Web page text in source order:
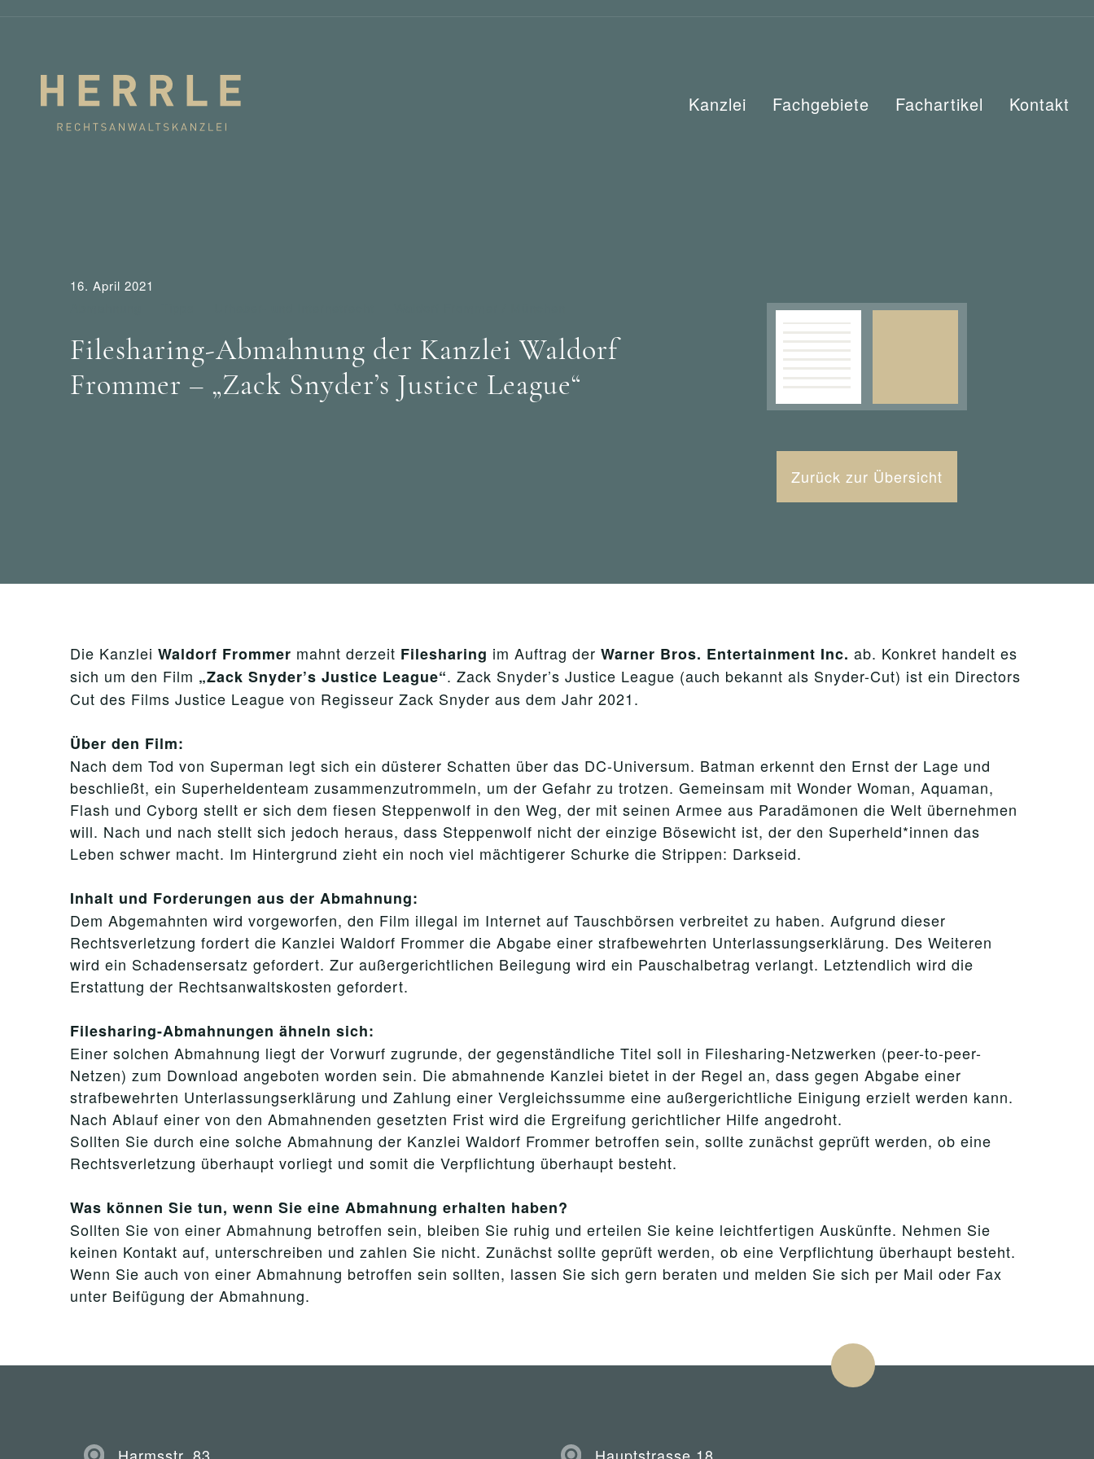
Kanzlei Fachgebiete Fachartikel Kontakt
16. April 2021
Filesharing-Abmahnung der Kanzlei Waldorf
Frommer – „Zack Snyder’s Justice League“
Zurück zur Übersicht
Die Kanzlei Waldorf Frommer mahnt derzeit Filesharing im Auftrag der Warner Bros. Entertainment Inc. ab. Konkret handelt es
sich um den Film „Zack Snyder’s Justice League“. Zack Snyder’s Justice League (auch bekannt als Snyder-Cut) ist ein Directors
Cut des Films Justice League von Regisseur Zack Snyder aus dem Jahr 2021.
Über den Film:
Nach dem Tod von Superman legt sich ein düsterer Schatten über das DC-Universum. Batman erkennt den Ernst der Lage und
beschließt, ein Superheldenteam zusammenzutrommeln, um der Gefahr zu trotzen. Gemeinsam mit Wonder Woman, Aquaman,
Flash und Cyborg stellt er sich dem fiesen Steppenwolf in den Weg, der mit seinen Armee aus Paradämonen die Welt übernehmen
will. Nach und nach stellt sich jedoch heraus, dass Steppenwolf nicht der einzige Bösewicht ist, der den Superheld*innen das
Leben schwer macht. Im Hintergrund zieht ein noch viel mächtigerer Schurke die Strippen: Darkseid.
Inhalt und Forderungen aus der Abmahnung:
Dem Abgemahnten wird vorgeworfen, den Film illegal im Internet auf Tauschbörsen verbreitet zu haben. Aufgrund dieser
Rechtsverletzung fordert die Kanzlei Waldorf Frommer die Abgabe einer strafbewehrten Unterlassungserklärung. Des Weiteren
wird ein Schadensersatz gefordert. Zur außergerichtlichen Beilegung wird ein Pauschalbetrag verlangt. Letztendlich wird die
Erstattung der Rechtsanwaltskosten gefordert.
Filesharing-Abmahnungen ähneln sich:
Einer solchen Abmahnung liegt der Vorwurf zugrunde, der gegenständliche Titel soll in Filesharing-Netzwerken (peer-to-peer-
Netzen) zum Download angeboten worden sein. Die abmahnende Kanzlei bietet in der Regel an, dass gegen Abgabe einer
strafbewehrten Unterlassungserklärung und Zahlung einer Vergleichssumme eine außergerichtliche Einigung erzielt werden kann.
Nach Ablauf einer von den Abmahnenden gesetzten Frist wird die Ergreifung gerichtlicher Hilfe angedroht.
Sollten Sie durch eine solche Abmahnung der Kanzlei Waldorf Frommer betroffen sein, sollte zunächst geprüft werden, ob eine
Rechtsverletzung überhaupt vorliegt und somit die Verpflichtung überhaupt besteht.
Was können Sie tun, wenn Sie eine Abmahnung erhalten haben?
Sollten Sie von einer Abmahnung betroffen sein, bleiben Sie ruhig und erteilen Sie keine leichtfertigen Auskünfte. Nehmen Sie
keinen Kontakt auf, unterschreiben und zahlen Sie nicht. Zunächst sollte geprüft werden, ob eine Verpflichtung überhaupt besteht.
Wenn Sie auch von einer Abmahnung betroffen sein sollten, lassen Sie sich gern beraten und melden Sie sich per Mail oder Fax
unter Beifügung der Abmahnung.